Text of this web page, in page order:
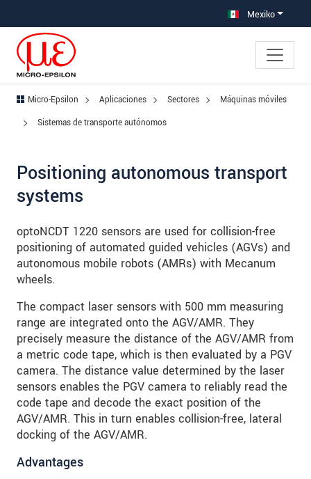
Saltar directamente a la navegación principal Mexiko
Micro-Epsilon Aplicaciones Sectores
Máquinas móviles
Sistemas de transporte autónomos
Positioning autonomous transport
systems
optoNCDT 1220 sensors are used for collision-free
positioning of automated guided vehicles (AGVs) and
autonomous mobile robots (AMRs) with Mecanum
wheels.
The compact laser sensors with 500 mm measuring
range are integrated onto the AGV/AMR. They
precisely measure the distance of the AGV/AMR from
a metric code tape, which is then evaluated by a PGV
camera. The distance value determined by the laser
sensors enables the PGV camera to reliably read the
code tape and decode the exact position of the
AGV/AMR. This in turn enables collision-free, lateral
docking of the AGV/AMR.
Advantages